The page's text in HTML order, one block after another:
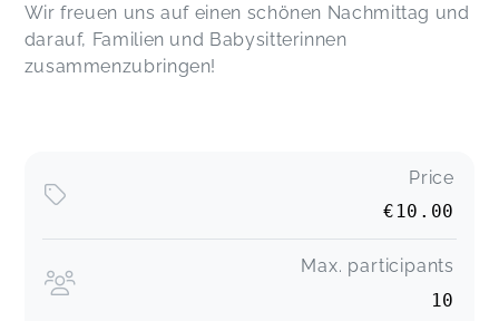
Wir freuen uns auf einen schönen Nachmittag und
darauf, Familien und Babysitterinnen
zusammenzubringen!
Price
€10.00
Max. participants
10